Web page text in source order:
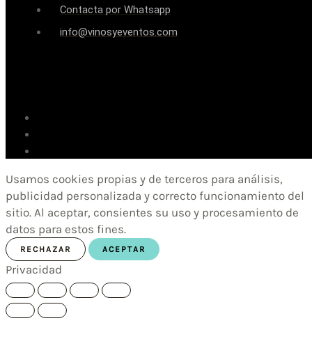
Contacta por Whatsapp
info@vinosyeventos.com
Usamos cookies propias y de terceros para análisis,
publicidad personalizada y correcto funcionamiento del
sitio. Al aceptar, consientes su uso y procesamiento de
datos para estos fines.
RECHAZAR ACEPTAR
Privacidad